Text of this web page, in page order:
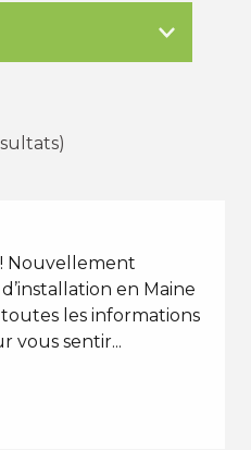
Nouvellement
en Maine
les informations
vous sentir...